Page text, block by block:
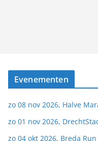
Evenementen
zo 08 nov 2026, Halve
zo 01 nov 2026,
zo 04 okt 2026, Breda